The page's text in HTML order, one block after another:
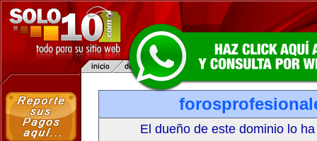
El dueño de este dominio lo